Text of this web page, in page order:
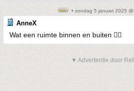
• zondag 5 januari 2025
AnneX
Wat een ruimte binnen en buiten 👍🏼
▼ Advertentie door